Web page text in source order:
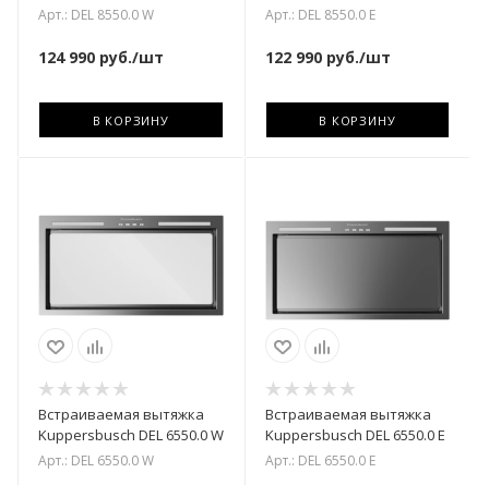
Арт.: DEL 8550.0 W
124 990 руб./шт
В КОРЗИНУ
Арт.: DEL 8550.0 E
122 990руб./шт
В КОРЗИНУ
Встраиваемая вытяжка
Kuppersbusch DEL 6550.0 W
Арт.: DEL 6550.0 W
Встраиваемая вытяжка
Kuppersbusch DEL 6550.0 E
Арт.: DEL 6550.0 E